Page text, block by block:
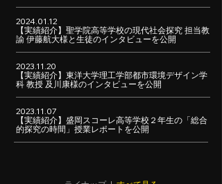
2024.01.12
【実績紹介】聖学院高等学校の現代社会探究 担当教
諭 伊藤航大様と生徒のインタビューを公開
2023.11.20
【実績紹介】東洋大学理工学部都市環境デザイン学
科 教授 及川康様のインタビューを公開
2023.11.07
【実績紹介】盛岡スコーレ高等学校２年生の「総合
的探究の時間」授業レポートを公開